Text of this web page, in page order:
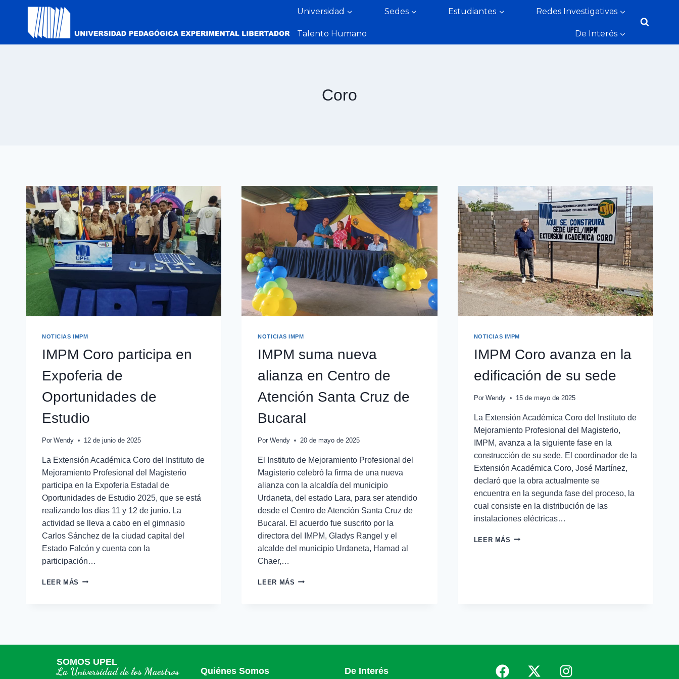
Universidad Sedes Estudiantes Redes Investigativas
Talento Humano De Interés
Coro
NOTICIAS IMPM
IMPM Coro participa en
Expoferia de
Oportunidades de
Estudio
Por Wendy 12 de junio de 2025
La Extensión Académica Coro del Instituto de
Mejoramiento Profesional del Magisterio
participa en la Expoferia Estadal de
Oportunidades de Estudio 2025, que se está
realizando los días 11 y 12 de junio. La
actividad se lleva a cabo en el gimnasio
Carlos Sánchez de la ciudad capital del
Estado Falcón y cuenta con la
participación…
LEER MÁS
NOTICIAS IMPM
IMPM suma nueva
alianza en Centro de
Atención Santa Cruz de
Bucaral
Por Wendy 20 de mayo de 2025
El Instituto de Mejoramiento Profesional del
Magisterio celebró la firma de una nueva
alianza con la alcaldía del municipio
Urdaneta, del estado Lara, para ser atendido
desde el Centro de Atención Santa Cruz de
Bucaral. El acuerdo fue suscrito por la
directora del IMPM, Gladys Rangel y el
alcalde del municipio Urdaneta, Hamad al
Chaer,…
LEER MÁS
NOTICIAS IMPM
IMPM Coro avanza en la
edificación de su sede
Por Wendy 15 de mayo de 2025
La Extensión Académica Coro del Instituto de
Mejoramiento Profesional del Magisterio,
IMPM, avanza a la siguiente fase en la
construcción de su sede. El coordinador de la
Extensión Académica Coro, José Martínez,
declaró que la obra actualmente se
encuentra en la segunda fase del proceso, la
cual consiste en la distribución de las
instalaciones eléctricas…
LEER MÁS
SOMOS UPEL
La Universidad de los Maestros Quiénes Somos De Interés